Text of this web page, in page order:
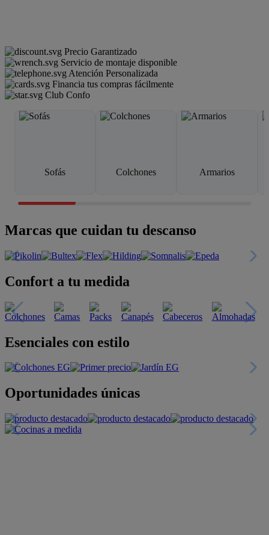
Precio Garantizado
Servicio de montaje disponible
Atención Personalizada
Financia tus compras fácilmente
Club Confo
Sofás Colchones Armarios
Marcas que cuidan tu descanso
Confort a tu medida
Esenciales con estilo
Oportunidades únicas